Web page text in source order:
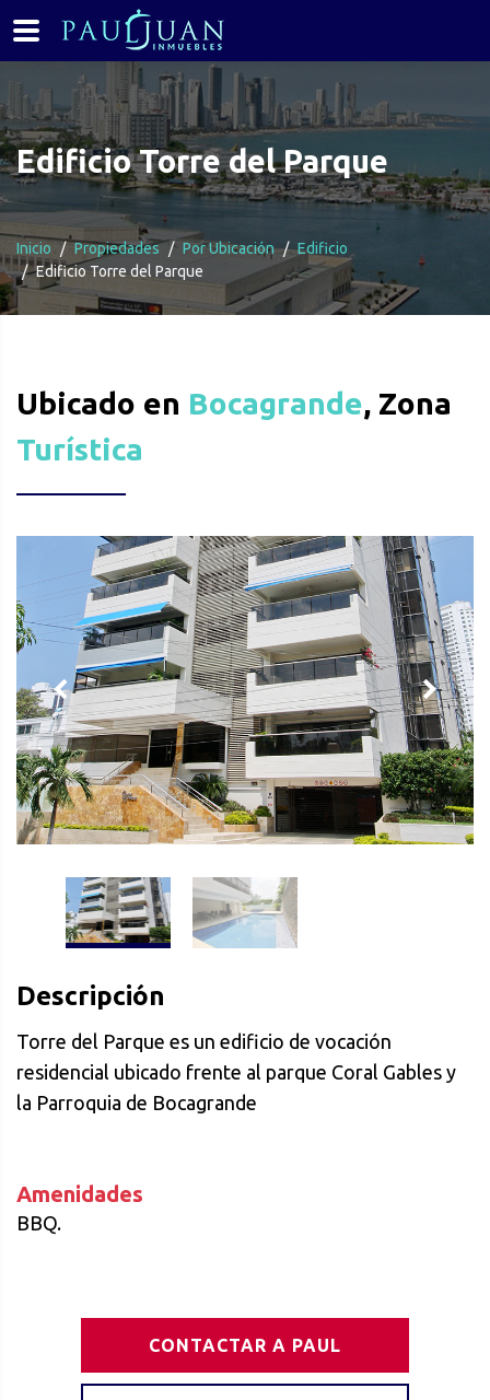
Edificio Torre del Parque
Inicio Propiedades Por Ubicación
Edificio
Edificio Torre del Parque
Ubicado en Bocagrande, Zona
Turística
Descripción
Torre del Parque es un edificio de vocación
residencial ubicado frente al parque Coral Gables y
la Parroquia de Bocagrande
Amenidades
BBQ.
CONTACTAR A PAUL